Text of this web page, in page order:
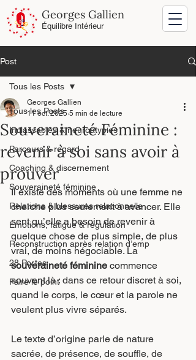
Georges Gallien
Équilibre Intérieur
Post
Tous les Posts
Inclassables & neuroatypies
Parcours & regard
Coaching & discernement
Souveraineté féminine
Relations & blessures relationnelle
Émotions, fatigue & régulation
Reconstruction après relation d’emp
28 Portes
Faire le point
Tous les Posts
Souveraineté Féminine :
revenir à soi sans avoir à
prouver
Georges Gallien
11 oct. 2025 5 min de lecture
Il existe des moments où une femme ne
cherche plus seulement à avancer. Elle
sent qu’elle a besoin de revenir à
quelque chose de plus simple, de plus
vrai, de moins négociable. La
souveraineté féminine commence
souvent là : dans ce retour discret à soi,
quand le corps, le cœur et la parole ne
veulent plus vivre séparés.
Le texte d’origine parle de nature
sacrée, de présence, de souffle, de